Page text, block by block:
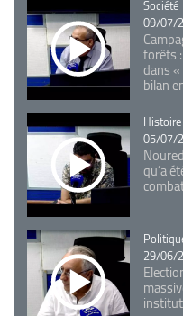
Catégorie
Société
09/07/
forêts
dans
bilan
Catégorie
Histoire
05/07/
qu’a
29/06/